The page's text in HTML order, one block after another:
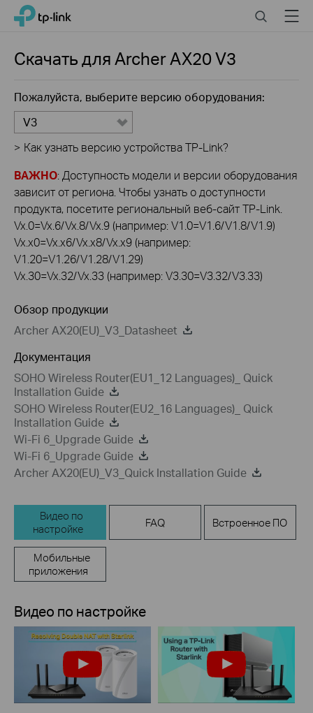
Click
navigation
TP-Link, Reliably Smart SearchMenu
Скачать дляArcher AX20V3
Пожалуйста, выберите версию оборудования:
V3
> Как узнать версию устройства TP-Link?
ВАЖНО: Доступность модели и версии оборудования
зависит от региона. Чтобы узнать о доступности
продукта, посетите региональный веб-сайт TP-Link.
Vx.0=Vx.6/Vx.8/Vx.9 (например: V1.0=V1.6/V1.8/V1.9)
Vx.x0=Vx.x6/Vx.x8/Vx.x9 (например:
V1.20=V1.26/V1.28/V1.29)
Vx.30=Vx.32/Vx.33 (например: V3.30=V3.32/V3.33)
Обзор продукции
Archer AX20(EU)_V3_Datasheet
Документация
SOHO Wireless Router(EU1_12 Languages)_ Quick
Installation Guide
SOHO Wireless Router(EU2_16 Languages)_ Quick
Installation Guide
Wi-Fi 6_Upgrade Guide
Wi-Fi 6_Upgrade Guide
Archer AX20(EU)_V3_Quick Installation Guide
Видео по
настройке
FAQ Встроенное ПО
Мобильные
приложения
Видео по настройке